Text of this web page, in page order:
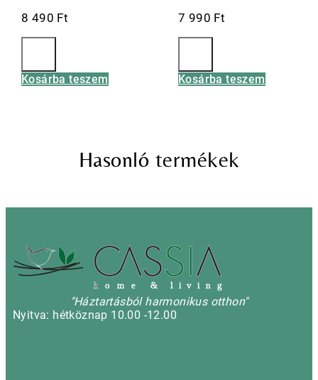
8 490 Ft
Kosárba teszem
7 990 Ft
Kosárba teszem
Hasonló termékek
h o m e & l i v i n g
"Háztartásból harmonikus otthon"
Nyitva: hétköznap 10.00 -12.00